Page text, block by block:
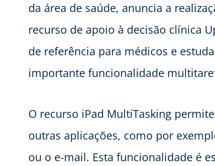
da área de saúde, anuncia a
recurso de apoio à decisão clínica
de referência para médicos e
importante funcionalidade
O recurso iPad MultiTasking
outras aplicações, como por
ou o e-mail. Esta funcionalidade é